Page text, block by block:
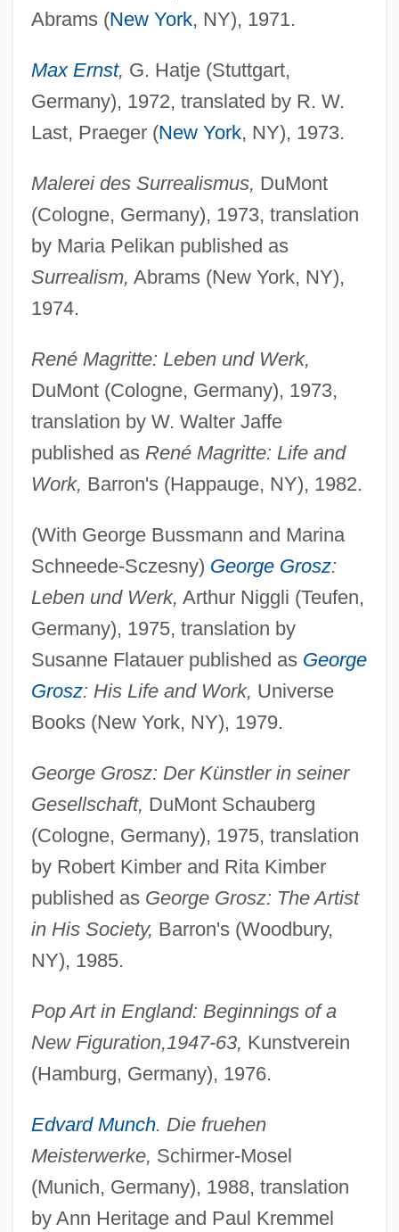
Abrams (New York, NY), 1971.
Max Ernst, G. Hatje (Stuttgart,
Germany), 1972, translated by R. W.
Last, Praeger (New York, NY), 1973.
Malerei des Surrealismus, DuMont
(Cologne, Germany), 1973, translation
by Maria Pelikan published as
Surrealism, Abrams (New York, NY),
1974.
René Magritte: Leben und Werk,
DuMont (Cologne, Germany), 1973,
translation by W. Walter Jaffe
published as René Magritte: Life and
Work, Barron's (Happauge, NY), 1982.
(With George Bussmann and Marina
Schneede-Sczesny) George Grosz:
Leben und Werk, Arthur Niggli (Teufen,
Germany), 1975, translation by
Susanne Flatauer published as George
Grosz: His Life and Work, Universe
Books (New York, NY), 1979.
George Grosz: Der Künstler in seiner
Gesellschaft, DuMont Schauberg
(Cologne, Germany), 1975, translation
by Robert Kimber and Rita Kimber
published as George Grosz: The Artist
in His Society, Barron's (Woodbury,
NY), 1985.
Pop Art in England: Beginnings of a
New Figuration,1947-63, Kunstverein
(Hamburg, Germany), 1976.
Edvard Munch. Die fruehen
Meisterwerke, Schirmer-Mosel
(Munich, Germany), 1988, translation
by Ann Heritage and Paul Kremmel